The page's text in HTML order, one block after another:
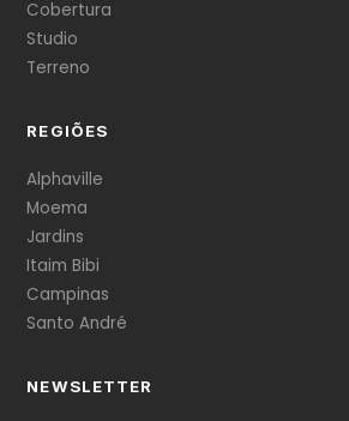
Cobertura
Studio
Terreno
REGIÕES
Alphaville
Moema
Jardins
Itaim Bibi
Campinas
Santo André
NEWSLETTER